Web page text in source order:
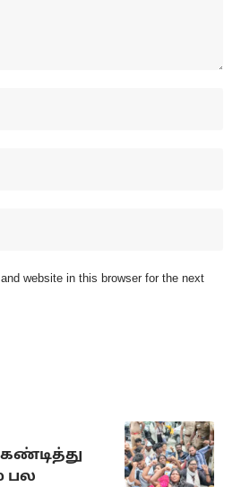
website in this browser for the next
பல